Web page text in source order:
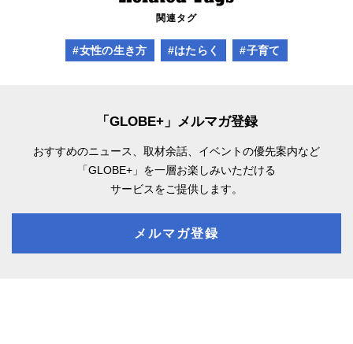
関連タグ
#女性の生き方 #はたらく #子育て
「GLOBE+」メルマガ登録
おすすめのニュース、取材余話、 イベントの優先案内など
「GLOBE+」を一層お楽しみいただける
サービスをご提供します。
メルマガ登録